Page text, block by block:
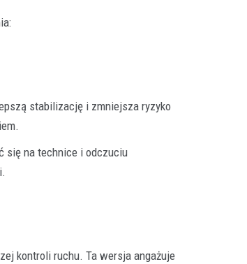
stabilizację i zmniejsza ryzyko
się na technice i odczuciu
kontroli ruchu. Ta wersja angażuje